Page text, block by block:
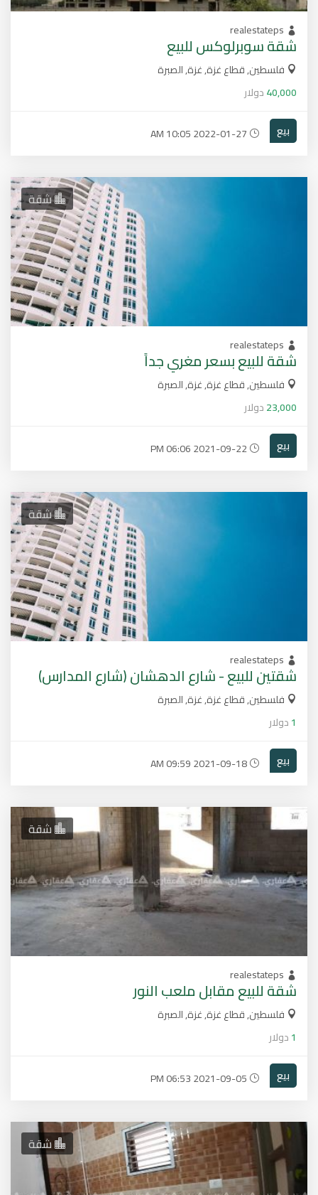
realestateps
شقة سوبرلوكس للبيع
فلسطين, قطاع غزة, غزة, الصبرة
40,000دولار
بيع
شقة
realestateps
شقة للبيع بسعر مغري جداً
فلسطين, قطاع غزة, غزة, الصبرة
23,000دولار
بيع
شقة
realestateps
شقتين للبيع - شارع الدهشان (شارع المدارس)
فلسطين, قطاع غزة, غزة, الصبرة
1دولار
بيع
شقة
realestateps
شقة للبيع مقابل ملعب النور
فلسطين, قطاع غزة, غزة, الصبرة
1دولار
بيع
شقة